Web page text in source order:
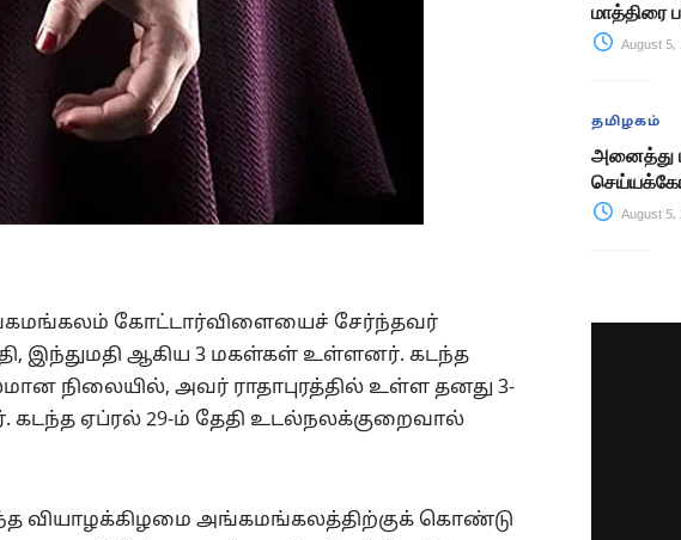
அங்கமங்கலம் கோட்டார்விளையைச் சேர்ந்தவர்
இந்துமதி ஆகிய 3 மகள்கள் உள்ளனர். கடந்த
நிலையில், அவர் ராதாபுரத்தில் உள்ள தனது 3-
கடந்த ஏப்ரல் 29-ம் தேதி உடல்நலக்குறைவால்
வியாழக்கிழமை அங்கமங்கலத்திற்குக் கொண்டு
மாத்திரை
August 5,
தமிழகம்
அனைத்து
August 5,